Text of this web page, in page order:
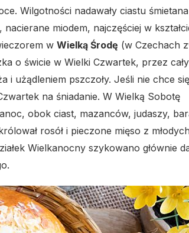
Wilgotności nadawały ciastu
miodem, najczęściej w
w Wielką Środę (w Czechach
o świcie w Wielki Czwartek, przez
użądleniem pszczoły. Jeśli nie chce
na śniadanie. W Wielką Sobotę
obok ciast, mazanców, judaszy,
rosół i pieczone mięso z młodych
Wielkanocny szykowano głównie